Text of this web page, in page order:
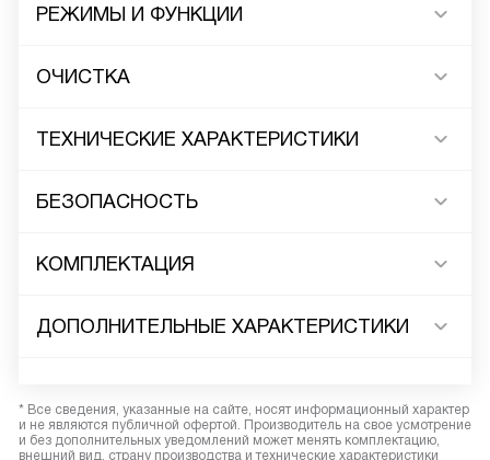
РЕЖИМЫ И ФУНКЦИИ
ОЧИСТКА
ТЕХНИЧЕСКИЕ ХАРАКТЕРИСТИКИ
БЕЗОПАСНОСТЬ
КОМПЛЕКТАЦИЯ
ДОПОЛНИТЕЛЬНЫЕ ХАРАКТЕРИСТИКИ
* Все сведения, указанные на сайте, носят информационный характер
и не являются публичной офертой. Производитель на свое усмотрение
и без дополнительных уведомлений может менять комплектацию,
внешний вид, страну производства и технические характеристики